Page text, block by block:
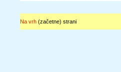
Na vrh(začetne) strani